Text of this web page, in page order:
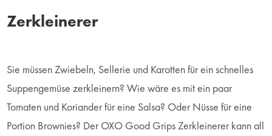
Zerkleinerer
Sie müssen Zwiebeln, Sellerie und Karotten für ein schnelles
Suppengemüse zerkleinern? Wie wäre es mit ein paar
Tomaten und Koriander für eine Salsa? Oder Nüsse für eine
Portion Brownies? Der OXO Good Grips Zerkleinerer kann all